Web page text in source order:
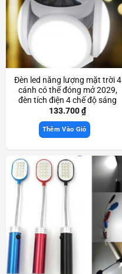
Đèn led năng lượng mặt trời 4
cánh có thể đóng mở 2029,
đèn tích điện 4 chế độ sáng
Scd3590
133.700₫
Thêm Vào Giỏ